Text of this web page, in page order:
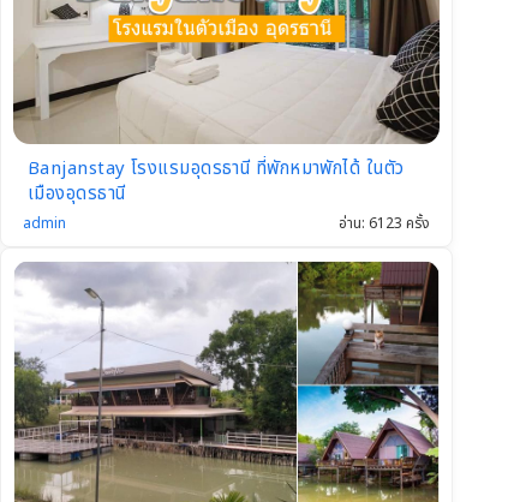
Banjanstay โรงแรมอุดรธานี ที่พักหมาพักได้ ในตัว
เมืองอุดรธานี
อ่าน: 6123 ครั้ง
admin